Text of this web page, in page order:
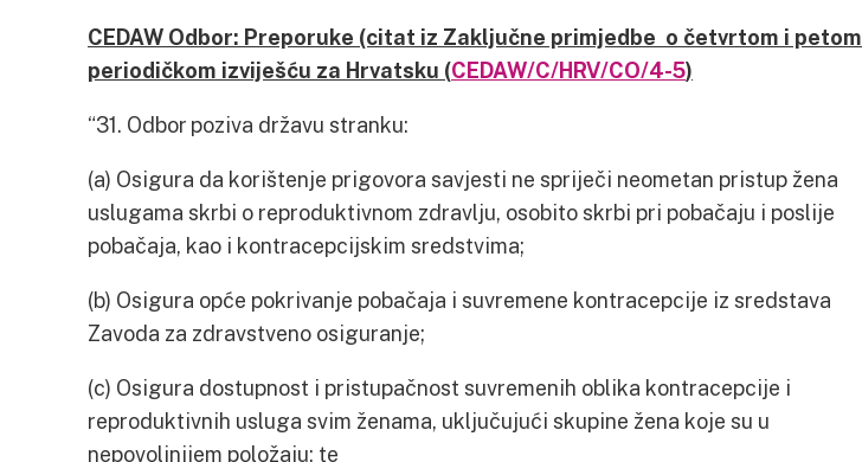
CEDAW Odbor: Preporuke (citat iz Zaključne primjedbe o četvrtom i petom
periodičkom izviješću za Hrvatsku (CEDAW/C/HRV/CO/4-5)
“31. Odbor poziva državu stranku:
(a) Osigura da korištenje prigovora savjesti ne spriječi neometan pristup žena
uslugama skrbi o reproduktivnom zdravlju, osobito skrbi pri pobačaju i poslije
pobačaja, kao i kontracepcijskim sredstvima;
(b) Osigura opće pokrivanje pobačaja i suvremene kontracepcije iz sredstava
Zavoda za zdravstveno osiguranje;
(c) Osigura dostupnost i pristupačnost suvremenih oblika kontracepcije i
reproduktivnih usluga svim ženama, uključujući skupine žena koje su u
nepovoljnijem položaju; te